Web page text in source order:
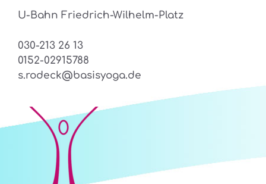
U-Bahn Friedrich-Wilhelm-Platz
030-213 26 13
0152-02915788
s.rodeck@basisyoga.de